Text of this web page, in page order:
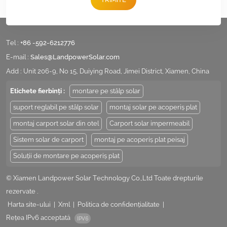
Tel : +86 -592-6212776
E-mail : Sales@LandpowerSolar.com
Add : Unit 206-9, No 15, Duiying Road, Jimei District, Xiamen, China
Etichete fierbinți : montare pe stâlp solar
suport reglabil pe stâlp solar montaj solar pe acoperiș plat
montaj carport solar din otel Carport solar impermeabil
Sistem solar de carport montaj pe acoperiș plat peisaj
Soluții de montare pe acoperiș plat
© Xiamen Landpower Solar Technology Co.,Ltd Toate drepturile
rezervate .
Harta site-ului
Xml Politica de confidențialitate
Rețea IPv6 acceptată